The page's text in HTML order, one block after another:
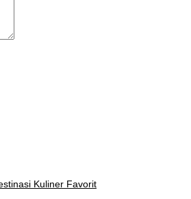
Kuliner Favorit